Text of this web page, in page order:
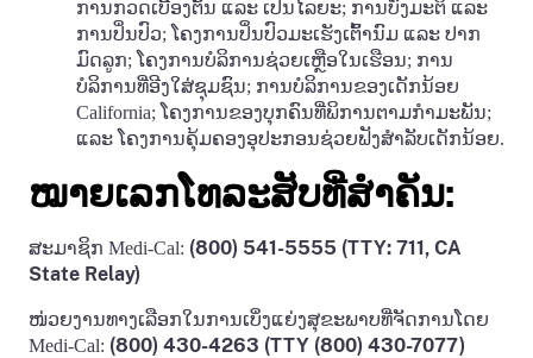
ການກວດເບື້ອງຕົ້ນ ແລະ ເປັນໄລຍະ; ການບົ່ງມະຕິ ແລະ
ການປິ່ນປົວ; ໂຄງການປິ່ນປົວມະເຮັງເຕົ້ານົມ ແລະ ປາກ
ມົດລູກ; ໂຄງການບໍລິການຊ່ວຍເຫຼືອໃນເຮືອນ; ການ
ບໍລິການທີ່ອີງໃສ່ຊຸມຊົນ; ການບໍລິການຂອງເດັກນ້ອຍ
California; ໂຄງການຂອງບຸກຄົນທີ່ພິການຕາມກໍາມະພັນ;
ແລະ ໂຄງການຄຸ້ມຄອງອຸປະກອນຊ່ວຍຟັງສໍາລັບເດັກນ້ອຍ.
ໝາຍເລກໂທລະສັບທີ່ສໍາຄັນ:
ສະມາຊິກ Medi-Cal: (800) 541-5555 (TTY: 711, CA
State Relay)
ໜ່ວຍງານທາງເລືອກໃນການເບິ່ງແຍ່ງສຸຂະພາບທີ່ຈັດການໂດຍ
Medi-Cal: (800) 430-4263 (TTY (800) 430-7077)